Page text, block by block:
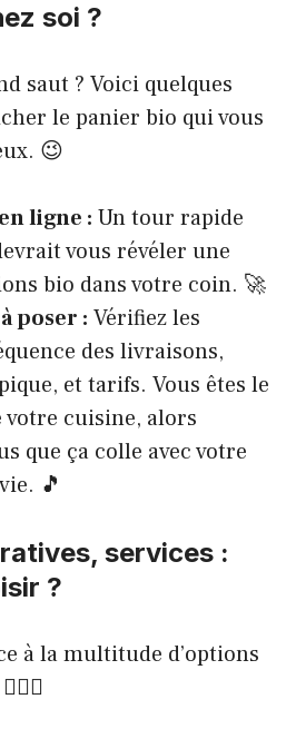
soi ?
saut ? Voici quelques
le panier bio qui vous
😉
ligne : Un tour rapide
vous révéler une
bio dans votre coin. 🚀
poser : Vérifiez les
des livraisons,
et tarifs. Vous êtes le
votre cuisine, alors
que ça colle avec votre
🎵
services :
?
à la multitude d’options